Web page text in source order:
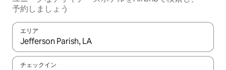
予⁠約し⁠ま⁠し⁠ょ⁠う
エリア
検索結果が表示されたら、上下の矢印キーを使って移動するか
チェックイン